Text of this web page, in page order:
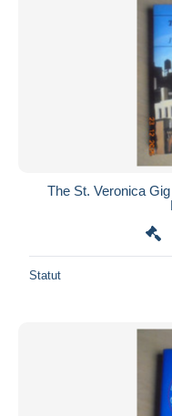
The St. Veronica
Statut